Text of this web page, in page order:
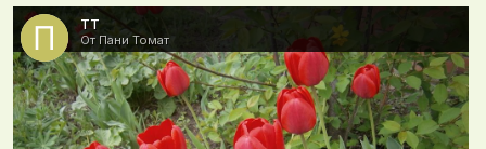
тт
От Пани Томат